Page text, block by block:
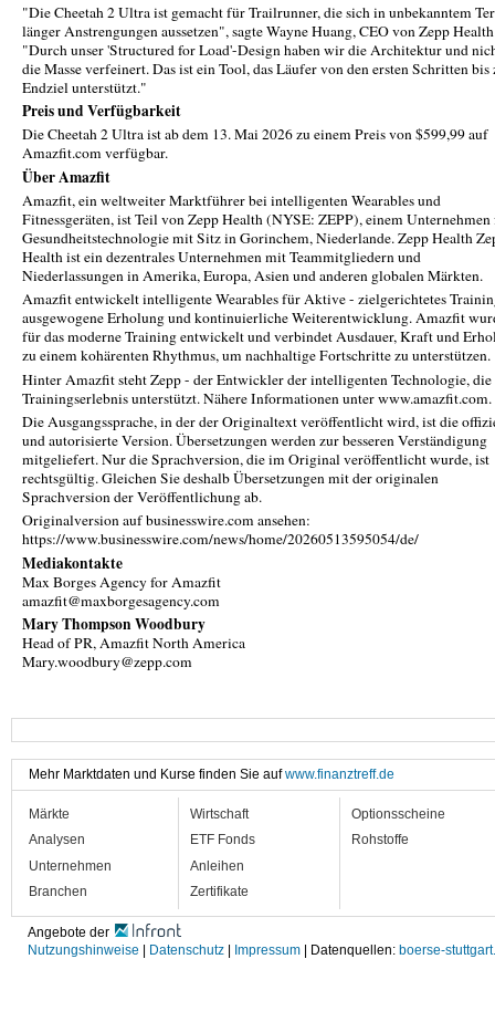
"Die Cheetah 2 Ultra ist gemacht für Trailrunner, die sich in unbekanntem
länger Anstrengungen aussetzen", sagte Wayne Huang, CEO von Zepp
"Durch unser 'Structured for Load'-Design haben wir die Architektur und
die Masse verfeinert. Das ist ein Tool, das Läufer von den ersten Schritten bis
Endziel unterstützt."
Preis und Verfügbarkeit
Die Cheetah 2 Ultra ist ab dem 13. Mai 2026 zu einem Preis von $599,99 auf
Amazfit.com verfügbar.
Über Amazfit
Amazfit, ein weltweiter Marktführer bei intelligenten Wearables und
Fitnessgeräten, ist Teil von Zepp Health (NYSE: ZEPP), einem
Gesundheitstechnologie mit Sitz in Gorinchem, Niederlande. Zepp Health
Health ist ein dezentrales Unternehmen mit Teammitgliedern und
Niederlassungen in Amerika, Europa, Asien und anderen globalen Märkten.
Amazfit entwickelt intelligente Wearables für Aktive - zielgerichtetes
ausgewogene Erholung und kontinuierliche Weiterentwicklung. Amazfit
für das moderne Training entwickelt und verbindet Ausdauer, Kraft und
zu einem kohärenten Rhythmus, um nachhaltige Fortschritte zu unterstützen.
Hinter Amazfit steht Zepp - der Entwickler der intelligenten Technologie, die
Trainingserlebnis unterstützt. Nähere Informationen unter www.amazfit.com.
Die Ausgangssprache, in der der Originaltext veröffentlicht wird, ist die
und autorisierte Version. Übersetzungen werden zur besseren Verständigung
mitgeliefert. Nur die Sprachversion, die im Original veröffentlicht wurde, ist
rechtsgültig. Gleichen Sie deshalb Übersetzungen mit der originalen
Sprachversion der Veröffentlichung ab.
Originalversion auf businesswire.com ansehen:
https://www.businesswire.com/news/home/20260513595054/de/
Mediakontakte
Max Borges Agency for Amazfit
amazfit@maxborgesagency.com
Mary Thompson Woodbury
Head of PR, Amazfit North America
Mary.woodbury@zepp.com
Mehr Marktdaten und Kurse finden Sie aufwww.finanztreff.de
Märkte
Analysen
Unternehmen
Branchen
Wirtschaft
ETF Fonds
Anleihen
Zertifikate
Optionsscheine
Rohstoffe
Angebote der
Nutzungshinweise
Datenschutz Impressum | Datenquellen: boerse-